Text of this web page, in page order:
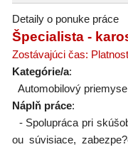
Detaily o ponuke práce
Špecialista -
Zostávajúci čas:
Kategórie/a:
Automobilový
Náplň práce:
- Spolupráca pri
ou súvisiace,